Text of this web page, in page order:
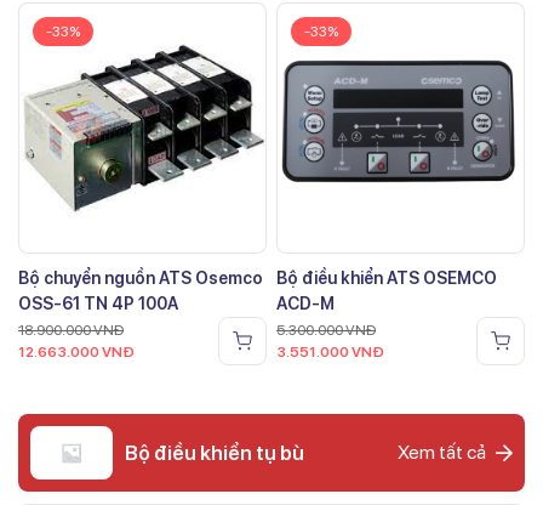
-33%
Bộ chuyển nguồn ATS Osemco
OSS-61 TN 4P 100A
18.900.000VNĐ
12.663.000 VNĐ
-33%
Bộ điều khiển ATS OSEMCO
ACD-M
5.300.000VNĐ
3.551.000 VNĐ
Bộ điều khiển tụ bù Xem tất cả